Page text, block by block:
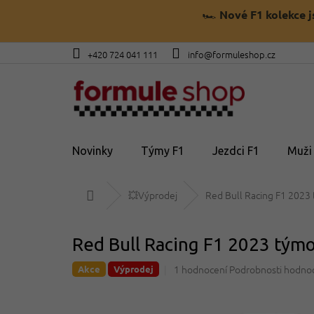
🏎️ Nové F1 kolekce
+420 724 041 111 info@formuleshop.cz
Novinky Týmy F1 Jezdci F1 Muži
💥Výprodej Red Bull Racing F1
Red Bull Racing F1 2023
Akce Výprodej
Průměrné
1 hodnocení Podrobnosti